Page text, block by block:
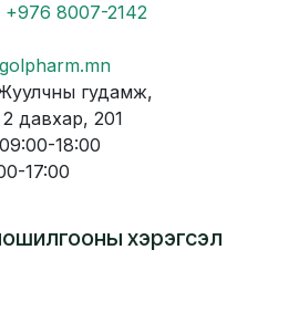
+976 8007-2142
гудамж,
201
18:00
17:00
хэрэгсэл